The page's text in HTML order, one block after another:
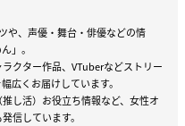
や、声優・舞台・俳優などの情
」。
クター作品、VTuberなどストリー
広くお届けしています。
し活）お役立ち情報など、女性オ
信しています。